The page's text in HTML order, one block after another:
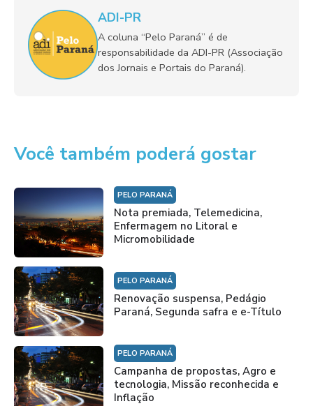
ADI-PR
A coluna “Pelo Paraná” é de
responsabilidade da ADI-PR (Associação
dos Jornais e Portais do Paraná).
Você também poderá gostar
PELO PARANÁ
Nota premiada, Telemedicina,
Enfermagem no Litoral e
Micromobilidade
PELO PARANÁ
Renovação suspensa, Pedágio
Paraná, Segunda safra e e-Título
PELO PARANÁ
Campanha de propostas, Agro e
tecnologia, Missão reconhecida e
Inflação